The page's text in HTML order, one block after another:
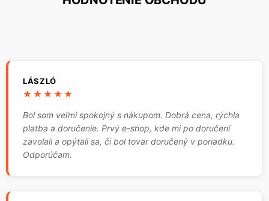
LÁSZLÓ
★★★★★
Bol som veľmi spokojný s nákupom. Dobrá cena, rýchla
platba a doručenie. Prvý e-shop, kde mi po doručení
zavolali a opýtali sa, či bol tovar doručený v poriadku.
Odporúčam.